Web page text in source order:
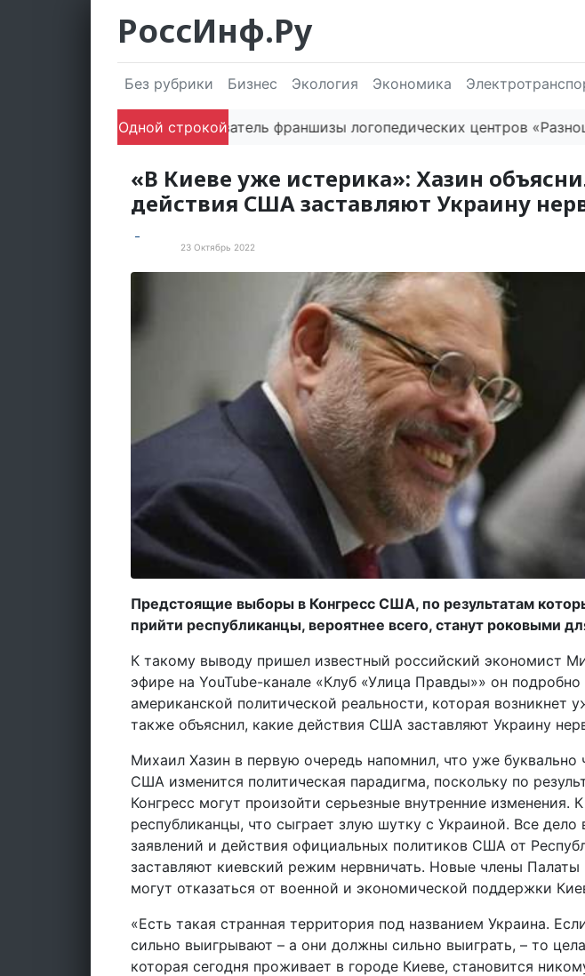
РоссИнф.Ру
Без рубрики Бизнес Экология Экономика
Одной строкой
Сооснователь франшизы логопедических центров
«В Киеве уже истерика»: Хазин
действия США заставляют Украину
23 Октябрь 2022
Предстоящие выборы в Конгресс США, по результатам
прийти республиканцы, вероятнее всего, станут роковыми
К такому выводу пришел известный российский экономист
эфире на YouTube-канале «Клуб «Улица Правды»» он подробно
американской политической реальности, которая возникнет
также объяснил, какие действия США заставляют Украину
Михаил Хазин в первую очередь напомнил, что уже буквально
США изменится политическая парадигма, поскольку по
Конгресс могут произойти серьезные внутренние изменения.
республиканцы, что сыграет злую шутку с Украиной. Все дело
заявлений и действия официальных политиков США от
заставляют киевский режим нервничать. Новые члены Палаты
могут отказаться от военной и экономической поддержки
«Есть такая странная территория под названием Украина.
сильно выигрывают – а они должны сильно выиграть, – то
которая сегодня проживает в городе Киеве, становится